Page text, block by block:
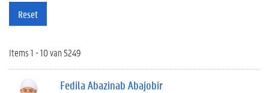
Reset
Items 1 - 10 van 5249
Fedila Abazinab Abajobir